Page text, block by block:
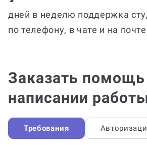
дней в неделю поддержка
по телефону, в чате и на почте
Заказать помощь
написании
Требования